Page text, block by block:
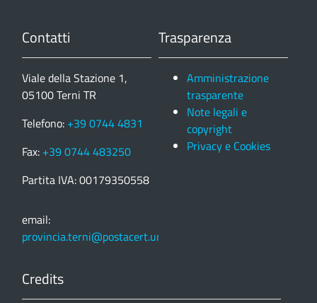
Contatti
Viale della Stazione 1,
05100 Terni TR
Telefono: +39 0744 4831
Fax: +39 0744 483250
Partita IVA: 00179350558
email:
provincia.terni@postacert.umbria.it
Trasparenza
Amministrazione
trasparente
Note legali e
copyright
Privacy e Cookies
Credits